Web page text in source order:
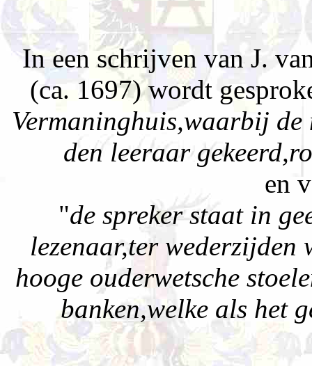
In een schrijven van J.
(ca. 1697) wordt
Vermaninghuis,waarbij
den leeraar
en
"de spreker staat in
lezenaar,ter
hooge ouderwetsche
banken,welke als het